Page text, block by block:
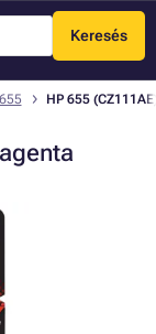
Keresés
Menü
HP 655